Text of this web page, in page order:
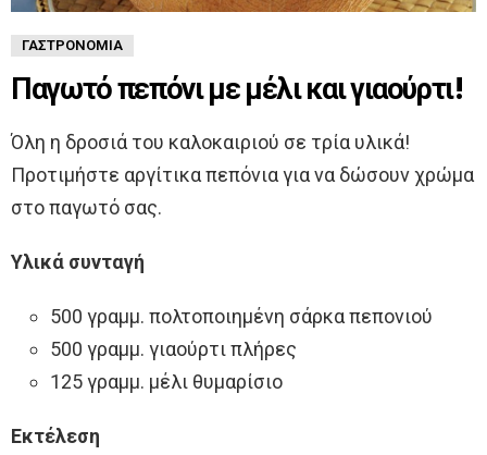
ΓΑΣΤΡΟΝΟΜΊΑ
Παγωτό πεπόνι με μέλι και γιαούρτι!
Όλη η δροσιά του καλοκαιριού σε τρία υλικά!
Προτιμήστε αργίτικα πεπόνια για να δώσουν χρώμα
στο παγωτό σας.
Υλικά συνταγή
500 γραμμ. πολτοποιημένη σάρκα πεπονιού
500 γραμμ. γιαούρτι πλήρες
125 γραμμ. μέλι θυμαρίσιο
Εκτέλεση